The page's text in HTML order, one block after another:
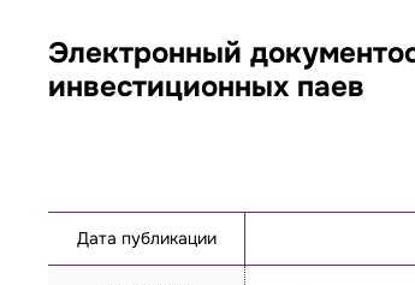
Электронный
инвестиционных паев
Дата публикации